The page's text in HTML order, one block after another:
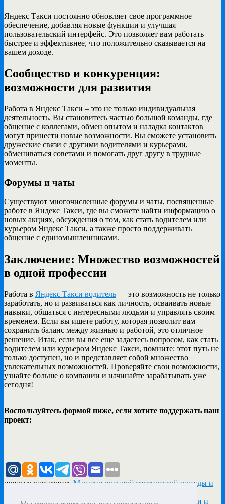
Яндекс Такси постоянно обновляет свое программное
обеспечение, добавляя новые функции и улучшая
пользовательский интерфейс. Это позволяет вам работать
быстрее и эффективнее, что положительно сказывается на
вашем доходе.
Сообщество и конкуренция:
возможности для развития
Работа в Яндекс Такси – это не только индивидуальная
деятельность. Вы становитесь частью большой команды, где
общение с коллегами, обмен опытом и наладка контактов
могут принести новые возможности. Вы сможете установить
дружеские связи с другими водителями и курьерами,
обмениваться советами и помогать друг другу в трудные
моменты.
Форумы и чаты
Существуют многочисленные форумы и чаты, посвященные
работе в Яндекс Такси, где вы сможете найти информацию о
новых акциях, обсуждения о том, как стать водителем или
курьером Яндекс Такси, а также просто поддерживать
общение с единомышленниками.
Заключение: Множество возможностей
в одной профессии
Работа в Яндекс Такси водитель — это возможность не только
заработать, но и развиваться как личность, осваивать новые
навыки, общаться с интересными людьми и управлять своим
временем. Если вы ищете работу, которая позволит вам
сохранить баланс между жизнью и работой, это отличное
решение. Итак, если вы все еще задаетесь вопросом, как стать
водителем или курьером Яндекс Такси, помните: этот путь не
только доступен, но и представляет собой множество
увлекательных возможностей. Проверяйте свои возможности,
узнайте больше о компании и начинайте зарабатывать уже
сегодня!
Воспользуйтесь формой ниже, если хотите поддержать наш
проект:
предыдущая запись Магазин военной тактической одежды и
следующая записьОборудование и услуги для 3D печати и